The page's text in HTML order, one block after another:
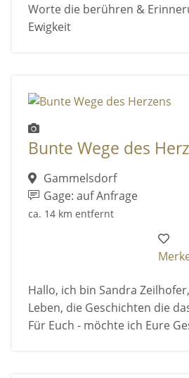
Worte die berühren &
Ewigkeit
Bunte Wege des
Gammelsdorf
Gage: auf Anfrage
ca. 14 km entfernt
Hallo, ich bin Sandra
Leben, die Geschichten die
Für Euch - möchte ich Eure